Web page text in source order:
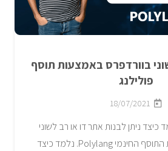
בוורדפרס באמצעות תוסף
פולילנג
18/07/2021
ניתן לבנות אתר דו או רב לשוני
בוורדפרס באמצעות התוסף החינמי Polylang. נלמד כיצד